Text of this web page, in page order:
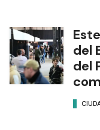
del
del